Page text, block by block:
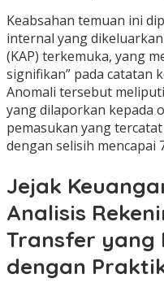
Keabsahan temuan ini
internal yang
(KAP) terkemuka, yang
signifikan” pada catatan
Anomali tersebut
yang dilaporkan kepada
pemasukan yang
dengan selisih mencapai
Jejak
Analisis
Transfer yang
dengan